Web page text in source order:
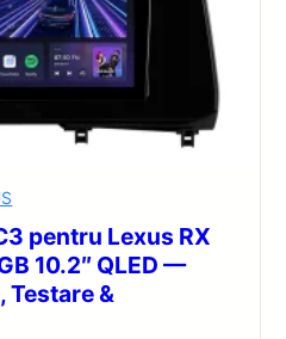
pentru Lexus RX
10.2″ QLED —
Testare &